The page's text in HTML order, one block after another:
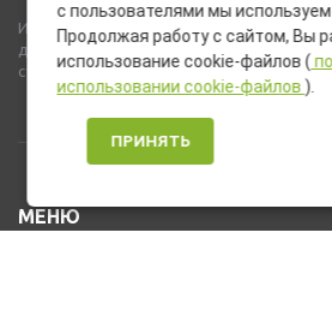
Используемые на сайте изображения
дополнительное оборудование и
стандартную комплектацию товара.
МЕНЮ
с пользователями мы
Продолжая работу с сайтом, Вы
использование cookie-файлов (
использовании cookie-файлов ).
ПРИНЯТЬ